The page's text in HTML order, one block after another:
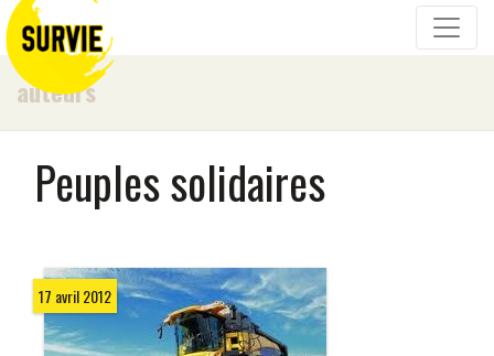
auteurs
Peuples solidaires
17 avril 2012